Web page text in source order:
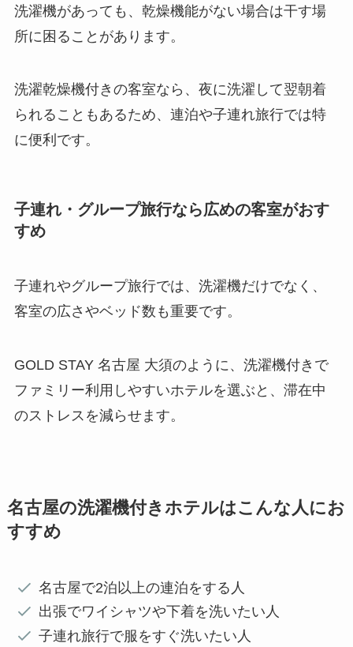
洗濯機があっても、乾燥機能がない場合は干す場
所に困ることがあります。
洗濯乾燥機付きの客室なら、夜に洗濯して翌朝着
られることもあるため、連泊や子連れ旅行では特
に便利です。
子連れ・グループ旅行なら広めの客室がおす
すめ
子連れやグループ旅行では、洗濯機だけでなく、
客室の広さやベッド数も重要です。
GOLD STAY 名古屋 大須のように、洗濯機付きで
ファミリー利用しやすいホテルを選ぶと、滞在中
のストレスを減らせます。
名古屋の洗濯機付きホテルはこんな人にお
すすめ
名古屋で2泊以上の連泊をする人
出張でワイシャツや下着を洗いたい人
子連れ旅行で服をすぐ洗いたい人